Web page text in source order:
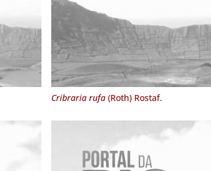
Cribraria rufa(Roth) Rostaf.